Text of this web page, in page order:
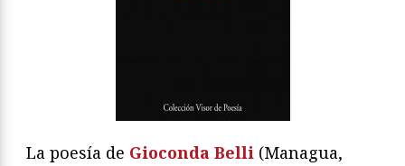
La poesía de Gioconda Belli (Managua,